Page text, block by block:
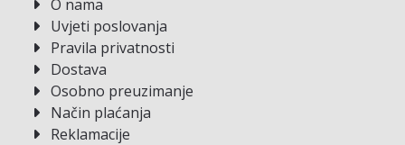
O nama
Uvjeti poslovanja
Pravila privatnosti
Dostava
Osobno preuzimanje
Način plaćanja
Reklamacije